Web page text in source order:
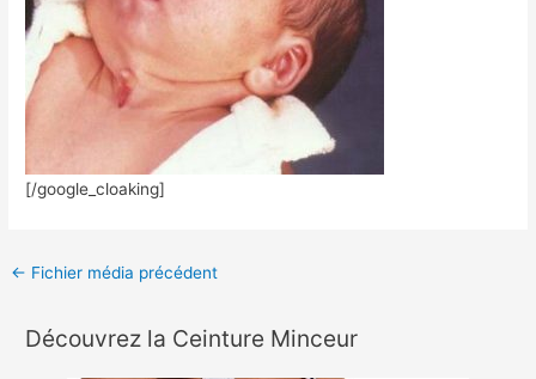
[/google_cloaking]
← Fichier média précédent
Découvrez la Ceinture Minceur